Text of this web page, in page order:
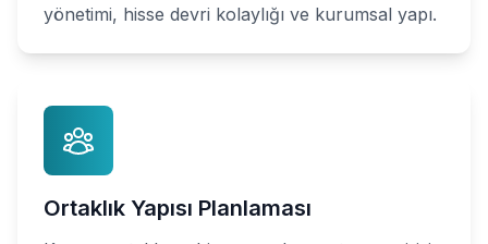
yönetimi, hisse devri kolaylığı ve kurumsal yapı.
Ortaklık Yapısı Planlaması